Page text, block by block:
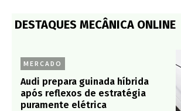
DESTAQUES MECÂNICA ONLINE
MERCADO
Audi prepara guinada híbrida
após reflexos de estratégia
puramente elétrica